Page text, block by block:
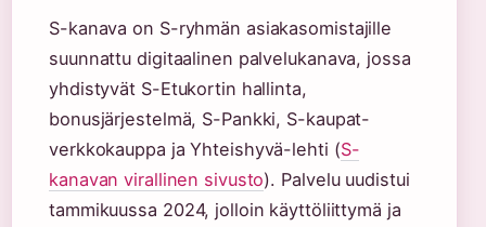
S-kanava on S-ryhmän asiakasomistajille
suunnattu digitaalinen palvelukanava, jossa
yhdistyvät S-Etukortin hallinta,
bonusjärjestelmä, S-Pankki, S-kaupat-
verkkokauppa ja Yhteishyvä-lehti (S-
kanavan virallinen sivusto). Palvelu uudistui
tammikuussa 2024, jolloin käyttöliittymä ja